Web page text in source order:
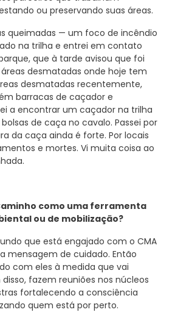
ou preservando suas áreas.
queimadas — um foco de incêndio
na trilha e entrei em contato
que à tarde avisou que foi
desmatadas onde hoje tem
desmatadas recentemente,
barracas de caçador e
a encontrar um caçador na trilha
de caça no cavalo. Passei por
da caça ainda é forte. Por locais
e mortes. Vi muita coisa ao
como uma ferramenta
ou de mobilização?
que está engajado com o CMA
mensagem de cuidado. Então
com eles à medida que vai
fazem reuniões nos núcleos
fortalecendo a consciência
quem está por perto.